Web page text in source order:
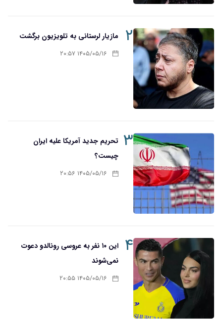
۲ مازیار لرستانی به تلویزیون برگشت
۱۴۰۵/۰۵/۱۶ ۲۰:۵۷
۳ تحریم‌ جدید آمریکا علیه ایران
چیست؟
۱۴۰۵/۰۵/۱۶ ۲۰:۵۶
۴
این ۱۰ نفر به عروسی رونالدو دعوت
نمی‌شوند
۱۴۰۵/۰۵/۱۶ ۲۰:۵۵